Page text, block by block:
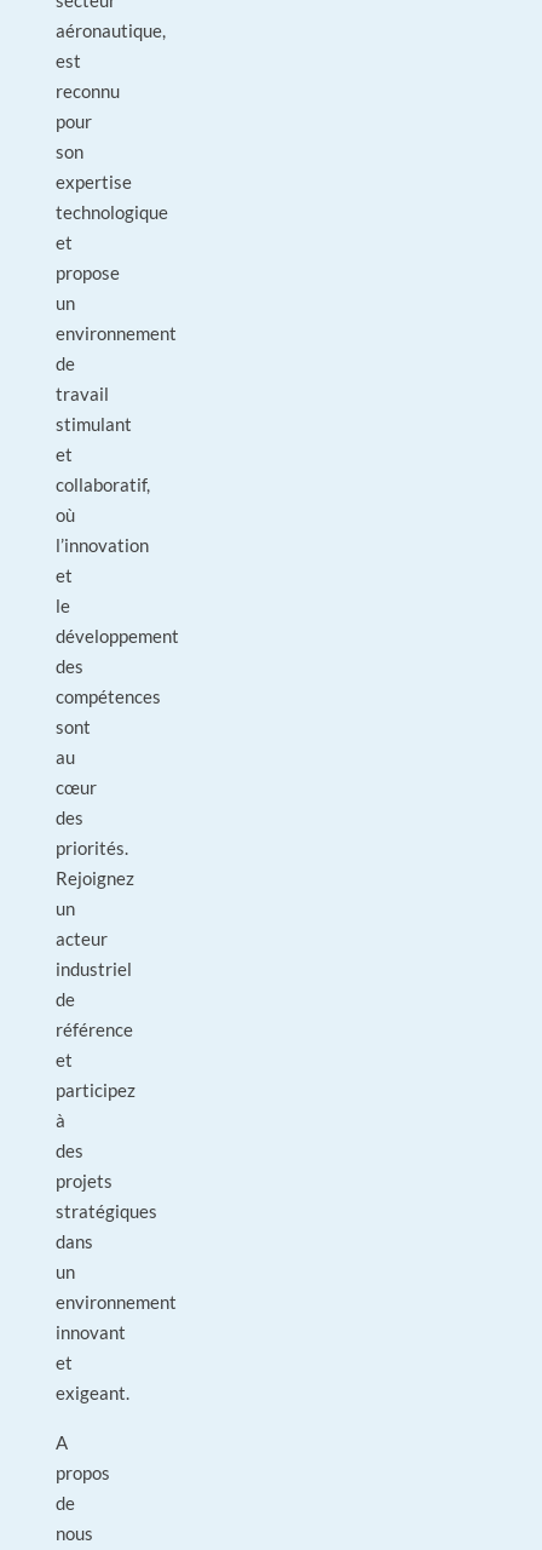
aéronautique,
est
reconnu
pour
son
expertise
technologique
et
propose
un
environnement
de
travail
stimulant
et
collaboratif,
où
l’innovation
et
le
développement
des
compétences
sont
au
cœur
des
priorités.
Rejoignez
un
acteur
industriel
de
référence
et
participez
à
des
projets
stratégiques
dans
un
environnement
innovant
et
exigeant.
A
propos
de
nous